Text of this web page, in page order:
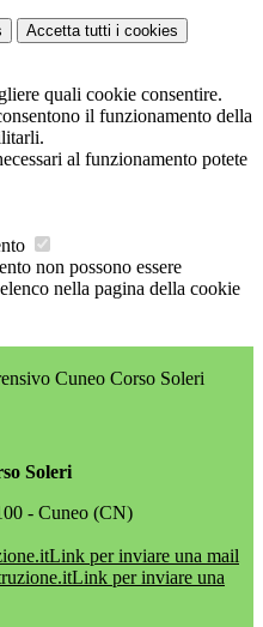
Accetta tutti i cookies
quali cookie consentire.
il funzionamento della
al funzionamento potete
non possono essere
nella pagina della cookie
Cuneo Corso Soleri
Soleri
- Cuneo (CN)
Link per inviare una mail
Link per inviare una